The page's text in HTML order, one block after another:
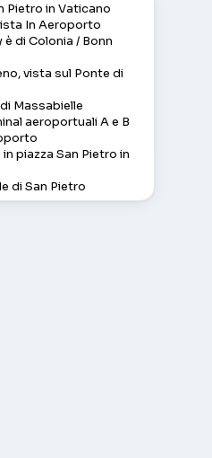
Pietro in Vaticano
In Aeroporto
di Colonia / Bonn
vista sul Ponte di
Massabielle
aeroportuali A e B
piazza San Pietro in
di San Pietro